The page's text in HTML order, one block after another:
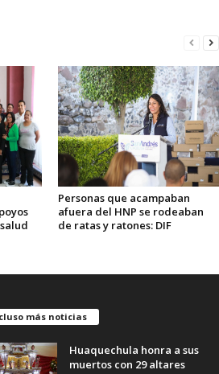
Personas que acampaban
afuera del HNP se rodeaban
de ratas y ratones: DIF
más noticias
Huaquechula honra a sus
muertos con 29 altares